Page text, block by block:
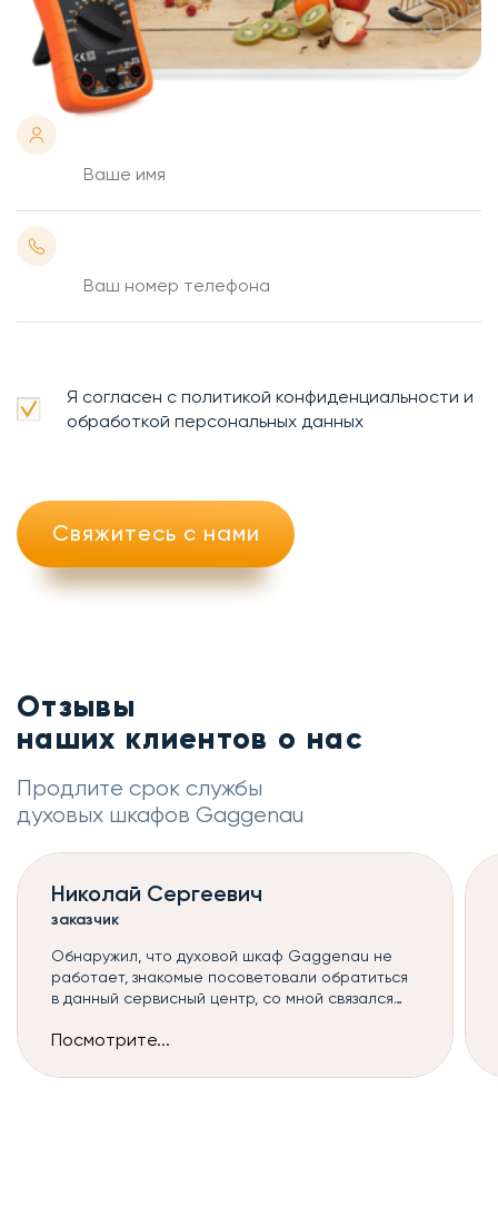
Я согласен с политикой конфиденциальности и
обработкой персональных данных
Свяжитесь с нами
Отзывы
наших клиентов о нас
Продлите срок службы
духовых шкафов Gaggenau
Николай Сергеевич
заказчик
Обнаружил, что духовой шкаф Gaggenau не
работает, знакомые посоветовали обратиться
в данный сервисный центр, со мной связался
такой ремонт духовых шкафов можно сделать
дополнительных наценок
Посмотрите...